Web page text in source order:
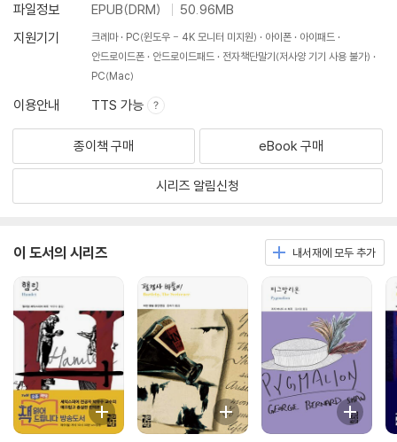
파일정보
EPUB(DRM)
50.96MB
지원기기
크레마 PC(윈도우 - 4K 모니터 미지원) 아이폰
아이패드
안드로이드폰
안드로이드패드
전자책단말기(저사양 기기 사용 불가)
PC(Mac)
이용안내 TTS 가능
종이책 구매 eBook 구매
시리즈 알림신청
이 도서의 시리즈 내서재에 모두 추가